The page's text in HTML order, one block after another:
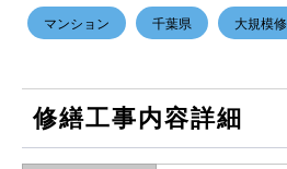
マンション 千葉県 大規模
修繕工事内容詳細